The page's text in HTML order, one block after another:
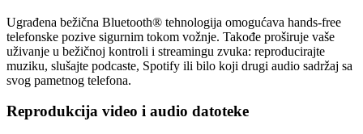
Ugrađena bežična Bluetooth® tehnologija omogućava hands-free
telefonske pozive sigurnim tokom vožnje. Takođe proširuje vaše
uživanje u bežičnoj kontroli i streamingu zvuka: reproducirajte
muziku, slušajte podcaste, Spotify ili bilo koji drugi audio sadržaj sa
svog pametnog telefona.
Reprodukcija video i audio datoteke